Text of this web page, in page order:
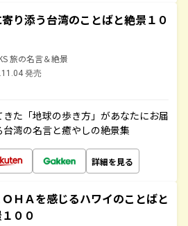
り添う台湾のことばと絶景１０
旅の名言＆絶景
発売
た「地球の歩き方」があなたにお届
湾の名言と癒やしの絶景集
詳細を見る
ＨＡを感じるハワイのことばと
００